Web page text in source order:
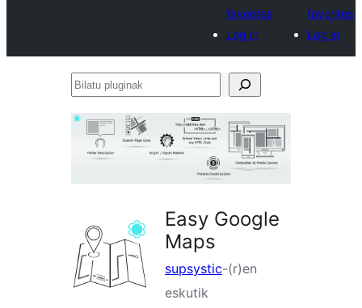
favorites
Log in
favorites
Log in
Bilatu
Easy Google
Maps
supsystic-(r)en
eskutik